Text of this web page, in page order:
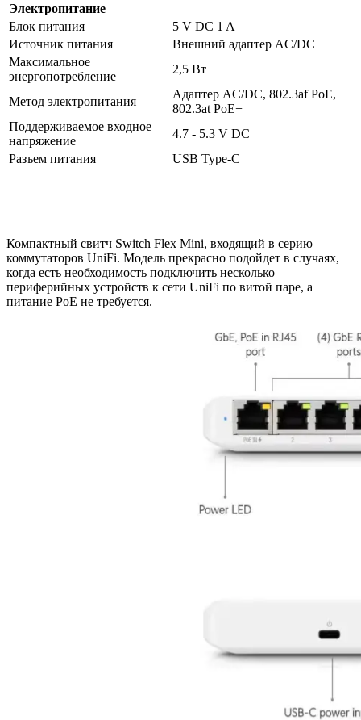
Электропитание
Блок питания
5 V DC 1 A
Источник питания
Внешний адаптер AC/DC
Максимальное
энергопотребление
2,5 Вт
Метод электропитания
Адаптер AC/DC, 802.3af PoE,
802.3at PoE+
Поддерживаемое входное
напряжение
4.7 - 5.3 V DC
Разъем питания
USB Type-C
Компактный свитч Switch Flex Mini, входящий в серию
коммутаторов UniFi. Модель прекрасно подойдет в случаях,
когда есть необходимость подключить несколько
периферийных устройств к сети UniFi по витой паре, а
питание PoE не требуется.